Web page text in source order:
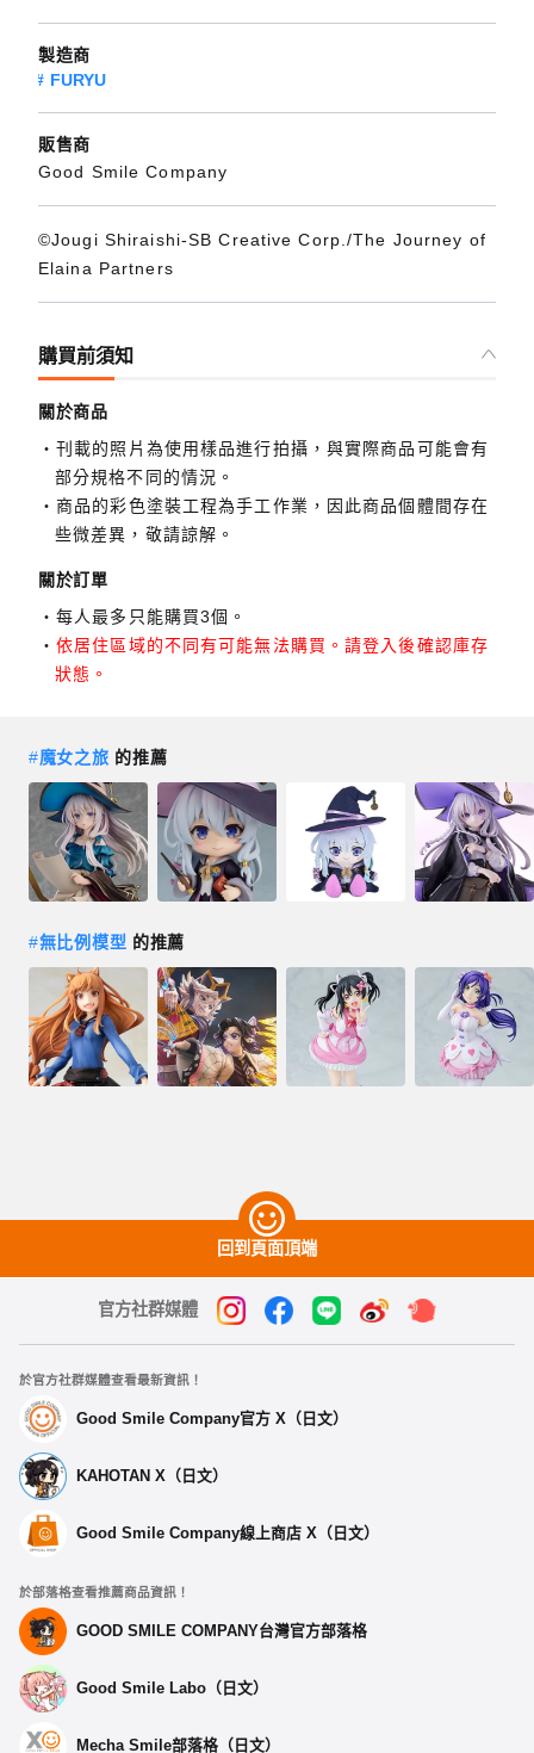
製造商
FURYU
販售商
Good Smile Company
©Jougi Shiraishi-SB Creative Corp./The Journey of
Elaina Partners
購買前須知
關於商品
刊載的照片為使用樣品進行拍攝，與實際商品可能會有
部分規格不同的情況。
商品的彩色塗裝工程為手工作業，因此商品個體間存在
些微差異，敬請諒解。
關於訂單
每人最多只能購買3個。
依居住區域的不同有可能無法購買。請登入後確認庫存
狀態。
#魔女之旅 的推薦
#無比例模型 的推薦
回到頁面頂端
官方社群媒體
於官方社群媒體查看最新資訊！
Good Smile Company官方 X（日文）
KAHOTAN X（日文）
Good Smile Company線上商店 X（日文）
於部落格查看推薦商品資訊！
GOOD SMILE COMPANY台灣官方部落格
Good Smile Labo（日文）
Mecha Smile部落格（日文）